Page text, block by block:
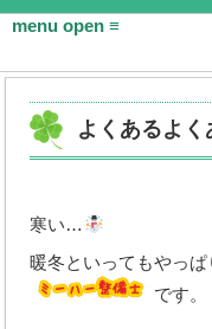
会社概要
石川企業グループ
よくあるよく
寒い…
暖冬といってもやっ
です。